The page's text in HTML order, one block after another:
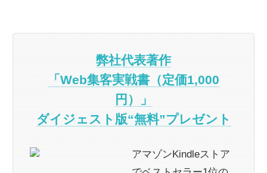
弊社代表著作
「Web集客実戦書（定価1,000
円）」
ダイジェスト版“無料”プレゼント
アマゾンKindleストア